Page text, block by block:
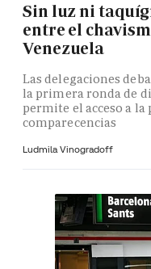
Sin luz ni
entre el
Venezuela
Las delegaciones
la primera ronda de
permite el acceso a
comparecencias
Ludmila Vinogradoff